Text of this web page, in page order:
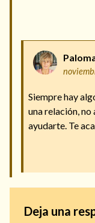
Siempre hay
una relación,
ayudarte. Te
Deja una